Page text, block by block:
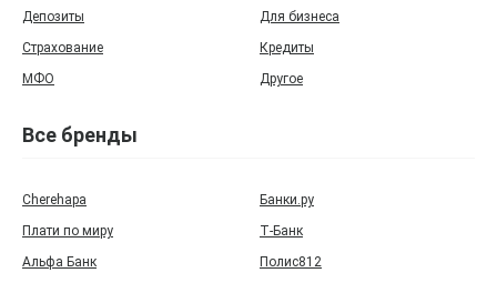
Депозиты
Для бизнеса
Страхование
Кредиты
МФО
Другое
Все бренды
Cherehapa
Банки.ру
Плати по миру
Т‑Банк
Альфа Банк
Полис812